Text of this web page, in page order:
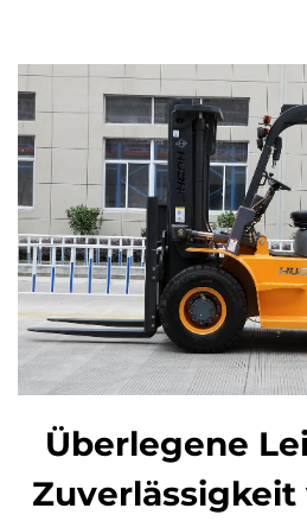
Überlegene
Zuverlässigkeit